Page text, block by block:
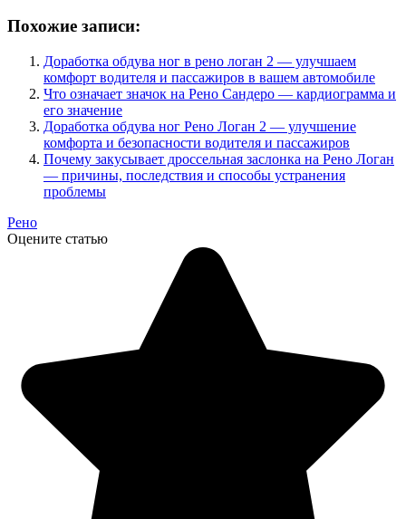
Похожие записи:
Доработка обдува ног в рено логан 2 — улучшаем
комфорт водителя и пассажиров в вашем автомобиле
Что означает значок на Рено Сандеро — кардиограмма и
его значение
Доработка обдува ног Рено Логан 2 — улучшение
комфорта и безопасности водителя и пассажиров
Почему закусывает дроссельная заслонка на Рено Логан
— причины, последствия и способы устранения
проблемы
Рено
Оцените статью